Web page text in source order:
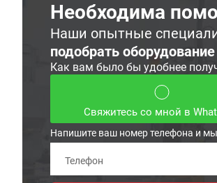
Необходима
Наши опытные
подобрать оборудование
Как вам было бы удобнее
Свяжитесь со мной в
Напишите ваш номер телефона и